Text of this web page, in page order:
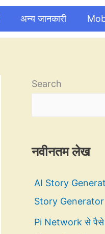
अन्य जानकारी
Search
नवीनतम लेख
AI Story
Story
Pi Network से पैसे